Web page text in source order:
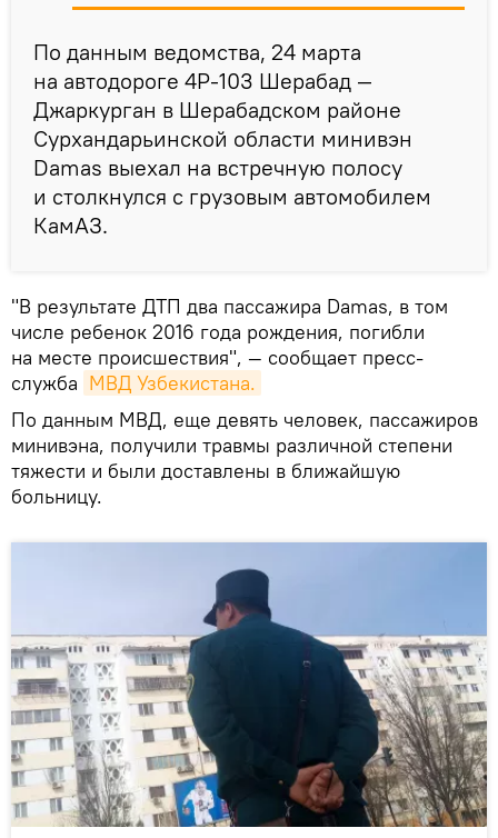
По данным ведомства, 24 марта
на автодороге 4Р-103 Шерабад —
Джаркурган в Шерабадском районе
Сурхандарьинской области минивэн
Damas выехал на встречную полосу
и столкнулся с грузовым автомобилем
КамАЗ.
"В результате ДТП два пассажира Damas, в том
числе ребенок 2016 года рождения, погибли
на месте происшествия", — сообщает пресс-
служба МВД Узбекистана.
По данным МВД, еще девять человек, пассажиров
минивэна, получили травмы различной степени
тяжести и были доставлены в ближайшую
больницу.